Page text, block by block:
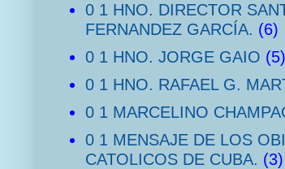
0 1 HNO. DIRECTOR
FERNANDEZ GARCÍA. (6)
0 1 HNO. JORGE GAIO (5)
0 1 HNO. RAFAEL G.
0 1 MARCELINO
0 1 MENSAJE DE LOS
CATOLICOS DE CUBA. (3)